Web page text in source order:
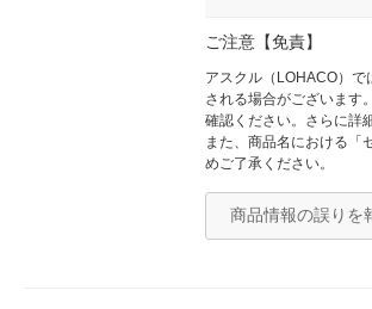
ご注意【免責】
アスクル（LOHACO）
される場合がございます
確認ください。さらに詳
また、商品名における「
めご了承ください。
商品情報の誤りを